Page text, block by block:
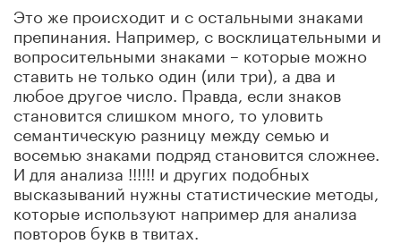
Это же происходит и с остальными знаками
препинания. Например, с восклицательными и
вопросительными знаками – которые можно
ставить не только один (или три), а два и
любое другое число. Правда, если знаков
становится слишком много, то уловить
семантическую разницу между семью и
восемью знаками подряд становится сложнее.
И для анализа !!!!!! и других подобных
высказываний нужны статистические методы,
которые используют например для анализа
повторов букв в твитах.